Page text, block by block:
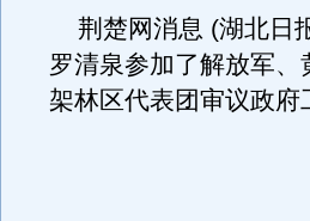
荆楚网消息 (湖北日
罗清泉参加了解放军
架林区代表团审议政府